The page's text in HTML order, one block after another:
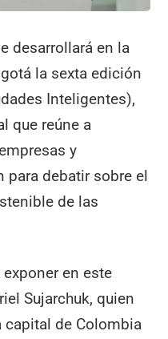
desarrollará en la
la sexta edición
Inteligentes),
que reúne a
y
para debatir sobre el
de las
en este
Sujarchuk, quien
capital de Colombia